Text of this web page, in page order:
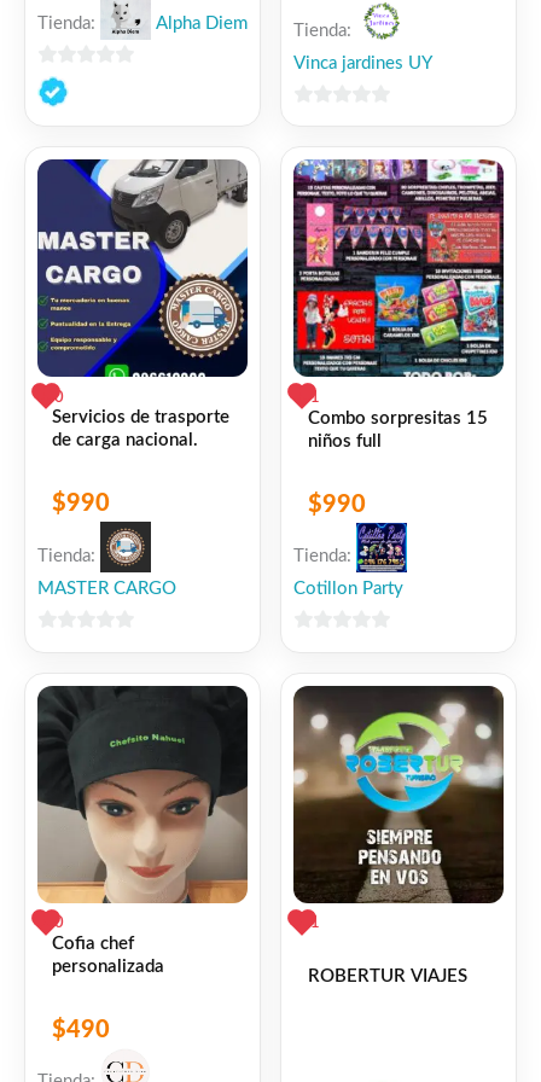
Tienda: Alpha Diem
0
de
Tienda:
Vinca jardines UY
5
0
Servicios de trasporte
de carga nacional.
$990
Tienda:
MASTER CARGO
5
1
Combo sorpresitas 15
niños full
$990
Tienda:
Cotillon Party
5
0
Cofia chef
personalizada
$490
1
ROBERTUR VIAJES